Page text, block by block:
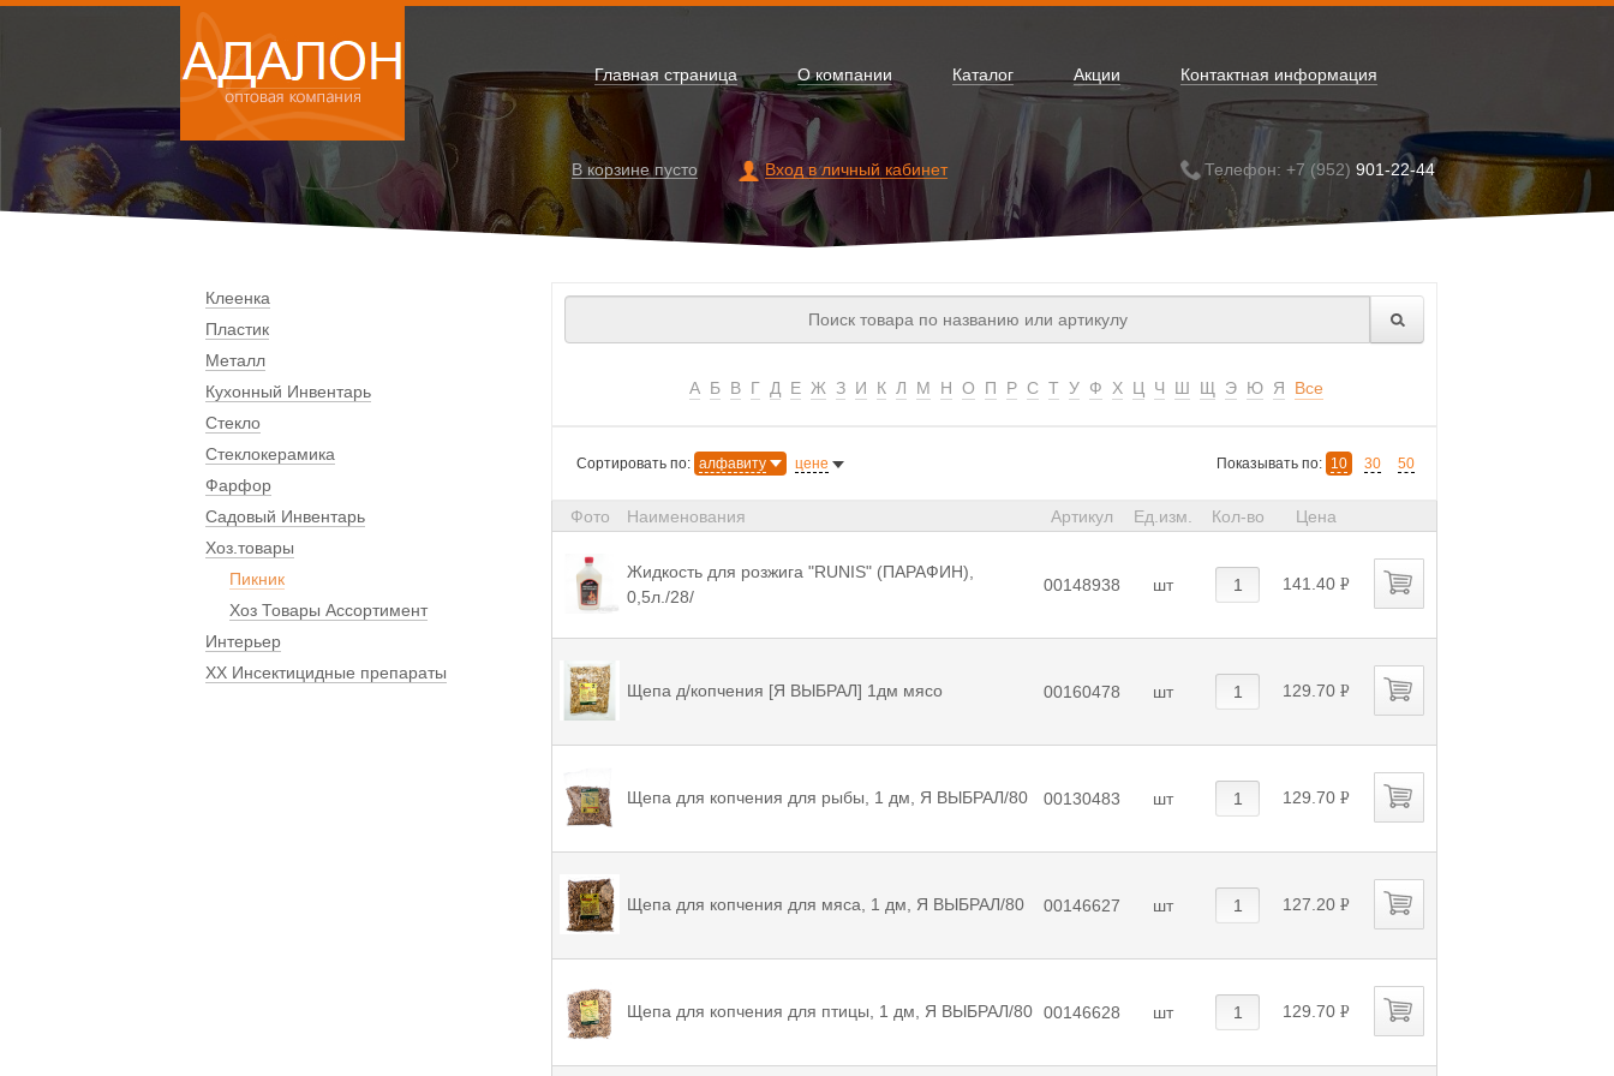
Главная страница О компании Каталог Акции Контактная информация
В корзине пусто Вход в личный кабинет Телефон: +7 (952) 901-22-44
Клеенка
Пластик
Металл
Кухонный Инвентарь
Стекло
Стеклокерамика
Фарфор
Садовый Инвентарь
Хоз.товары
Пикник
Хоз Товары Ассортимент
Интерьер
ХХ Инсектицидные препараты
А Б В Г Д Е Ж З И К Л М Н О П Р С Т У Ф Х Ц Ч Ш Щ Э Ю Я Все
Сортировать по: алфавиту цене Показывать по: 10 30 50
Фото Наименования Артикул Ед.изм. Кол-во Цена
Жидкость для розжига "RUNIS" (ПАРАФИН),
0,5л./28/
00148938 шт 141.40 P
Щепа д/копчения [Я ВЫБРАЛ] 1дм мясо 00160478 шт 129.70 P
Щепа для копчения для рыбы, 1 дм, Я ВЫБРАЛ/80 00130483 шт 129.70 P
Щепа для копчения для мяса, 1 дм, Я ВЫБРАЛ/80 00146627 шт 127.20 P
Щепа для копчения для птицы, 1 дм, Я ВЫБРАЛ/80 00146628 шт 129.70 P